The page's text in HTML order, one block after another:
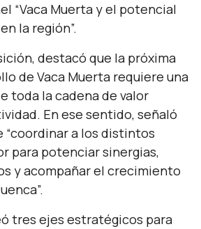
“Vaca Muerta y el potencial
la región”.
destacó que la próxima
de Vaca Muerta requiere una
toda la cadena de valor
En ese sentido, señaló
“coordinar a los distintos
para potenciar sinergias,
y acompañar el crecimiento
tres ejes estratégicos para